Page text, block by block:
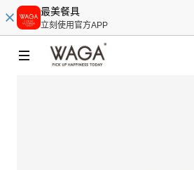
最美餐具
立刻使用官方APP